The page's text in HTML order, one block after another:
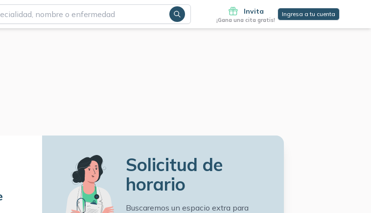
Invita
¡Gana una cita gratis!
Ingresa a tu cuenta
Solicitud de
horario
Buscaremos un espacio extra para